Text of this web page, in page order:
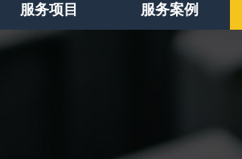
服务项目 服务案例